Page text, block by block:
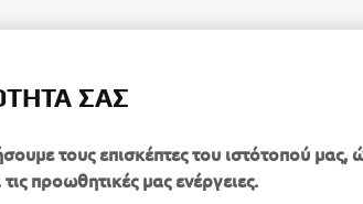
ΣΑΣ
τους επισκέπτες του ιστότοπού
προωθητικές μας ενέργειες.